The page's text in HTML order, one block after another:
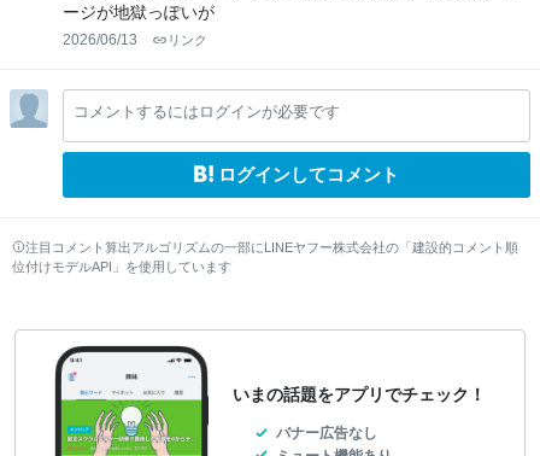
ージが地獄っぽいが
2026/06/13 リンク
コメントするにはログインが必要です
ログインしてコメント
注目コメント算出アルゴリズムの一部にLINEヤフー株式会社の「建設的コメント順
位付けモデルAPI」を使用しています
いまの話題をアプリでチェック！
バナー広告なし